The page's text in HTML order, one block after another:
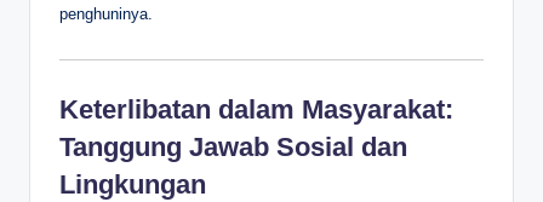
penghuninya.
Keterlibatan dalam Masyarakat:
Tanggung Jawab Sosial dan
Lingkungan